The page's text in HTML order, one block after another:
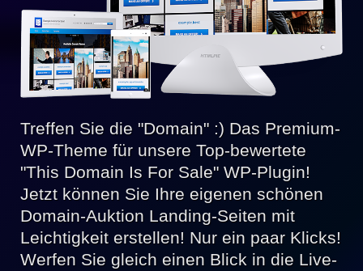
Treffen Sie die "Domain" :) Das Premium-
WP-Theme für unsere Top-bewertete
"This Domain Is For Sale" WP-Plugin!
Jetzt können Sie Ihre eigenen schönen
Domain-Auktion Landing-Seiten mit
Leichtigkeit erstellen! Nur ein paar Klicks!
Werfen Sie gleich einen Blick in die Live-